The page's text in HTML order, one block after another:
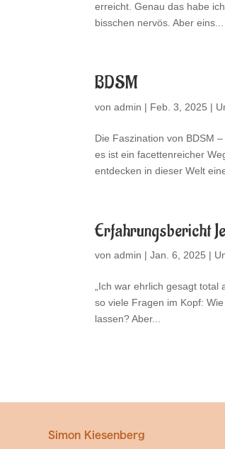
erreicht. Genau das habe
bisschen nervös. Aber eins...
BDSM
vonadmin | Feb. 3, 2025 |
Die Faszination von BDSM
es ist ein facettenreicher
entdecken in dieser Welt
Erfahrungsbericht
vonadmin |Jan. 6, 2025 |
„Ich war ehrlich gesagt
so viele Fragen im Kopf:
lassen? Aber...
Simon Kiesenberg